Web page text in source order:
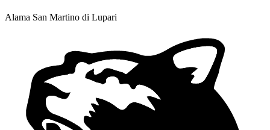
Alama San Martino di Lupari